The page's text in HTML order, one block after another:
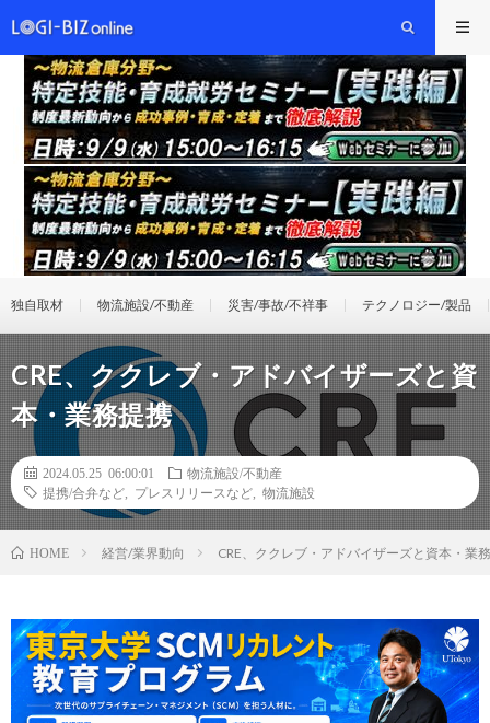
独自取材 物流施設/不動産 災害/事故/不祥事 テクノロジー/製品
CRE、ククレブ・アドバイザーズと資
本・業務提携
2024.05.25 06:00:01
物流施設/不動産
提携/合弁など
プレスリリースなど 物流施設
HOME 経営/業界動向 CRE、ククレブ・アドバイザーズと資本・業